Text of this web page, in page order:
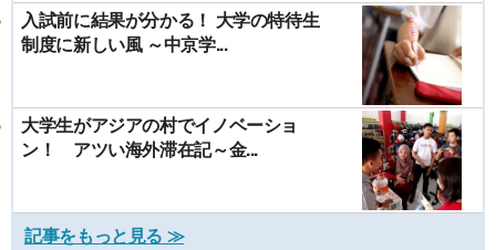
入試前に結果が分かる！ 大学の特待生
制度に新しい風 ～中京学...
大学生がアジアの村でイノベーショ
ン！ アツい海外滞在記～金...
記事をもっと見る ≫